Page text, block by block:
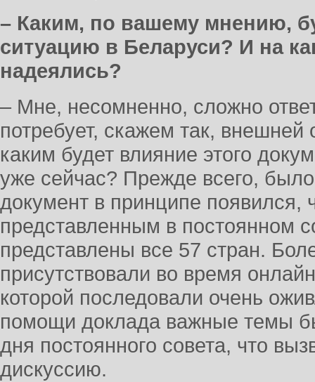
– Каким, по вашему мнению,
ситуацию в Беларуси? И на
надеялись?
– Мне, несомненно, сложно
потребует, скажем так, внешней
каким будет влияние этого
уже сейчас? Прежде всего,
документ в принципе появился,
представленным в постоянном
представлены все 57 стран.
присутствовали во время
которой последовали очень
помощи доклада важные темы
дня постоянного совета, что
дискуссию.